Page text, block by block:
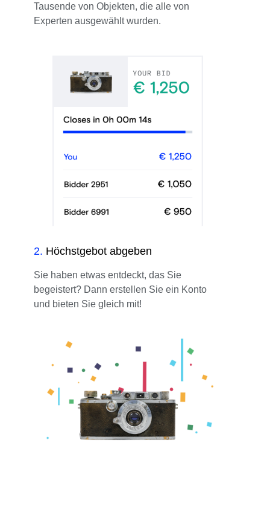
Tausende von Objekten, die alle von
Experten ausgewählt wurden.
2. Höchstgebot abgeben
Sie haben etwas entdeckt, das Sie
begeistert? Dann erstellen Sie ein Konto
und bieten Sie gleich mit!